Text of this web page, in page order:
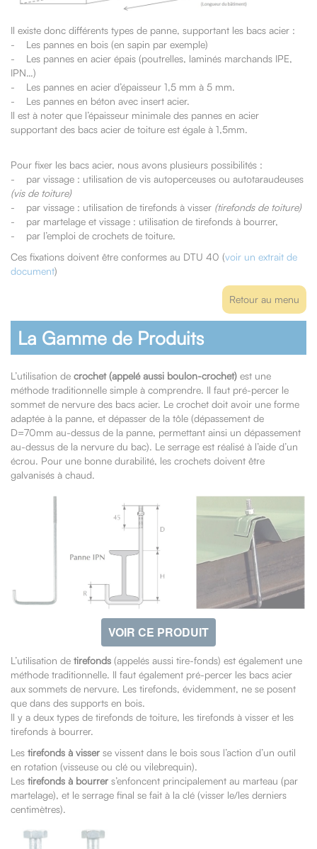
Il existe donc différents types de panne, supportant les bacs acier :
- Les pannes en bois (en sapin par exemple)
- Les pannes en acier épais (poutrelles, laminés marchands IPE,
IPN…)
- Les pannes en acier d’épaisseur 1,5 mm à 5 mm.
- Les pannes en béton avec insert acier.
Il est à noter que l’épaisseur minimale des pannes en acier
supportant des bacs acier de toiture est égale à 1,5mm.
Pour fixer les bacs acier, nous avons plusieurs possibilités :
- par vissage : utilisation de vis autoperceuses ou autotaraudeuses
(vis de toiture)
- par vissage : utilisation de tirefonds à visser (tirefonds de toiture)
- par martelage et vissage : utilisation de tirefonds à bourrer,
- par l’emploi de crochets de toiture.
Ces fixations doivent être conformes au DTU 40 (voir un extrait de
document)
Retour au menu
La Gamme de Produits
L’utilisation de crochet (appelé aussi boulon-crochet) est une
méthode traditionnelle simple à comprendre. Il faut pré-percer le
sommet de nervure des bacs acier. Le crochet doit avoir une forme
adaptée à la panne, et dépasser de la tôle (dépassement de
D=70mm au-dessus de la panne, permettant ainsi un dépassement
au-dessus de la nervure du bac). Le serrage est réalisé à l’aide d’un
écrou. Pour une bonne durabilité, les crochets doivent être
galvanisés à chaud.
VOIR CE PRODUIT
L’utilisation de tirefonds (appelés aussi tire-fonds) est également une
méthode traditionnelle. Il faut également pré-percer les bacs acier
aux sommets de nervure. Les tirefonds, évidemment, ne se posent
que dans des supports en bois.
Il y a deux types de tirefonds de toiture, les tirefonds à visser et les
tirefonds à bourrer.
Les tirefonds à visser se vissent dans le bois sous l’action d’un outil
en rotation (visseuse ou clé ou vilebrequin).
Les tirefonds à bourrer s’enfoncent principalement au marteau (par
martelage), et le serrage final se fait à la clé (visser le/les derniers
centimètres).